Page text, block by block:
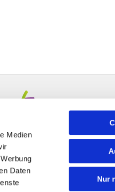
Medien
Daten
Nur